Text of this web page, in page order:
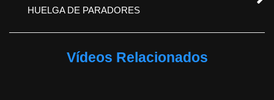
HUELGA DE PARADORES
Vídeos Relacionados